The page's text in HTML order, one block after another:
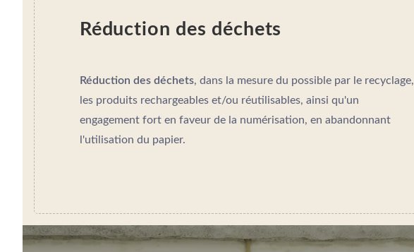
Réduction des déchets
Réduction des déchets, dans la mesure du possible par le recyclage,
les produits rechargeables et/ou réutilisables, ainsi qu'un
engagement fort en faveur de la numérisation, en abandonnant
l'utilisation du papier.
ÉVÉNEMENTS & RÉUNIONS
CONTACTEZ-NOUS